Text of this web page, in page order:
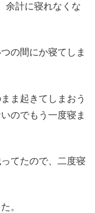
余計に寝れなくな
の間にか寝てしま
ま起きてしまおう
のでもう一度寝ま
てたので、二度寝
。